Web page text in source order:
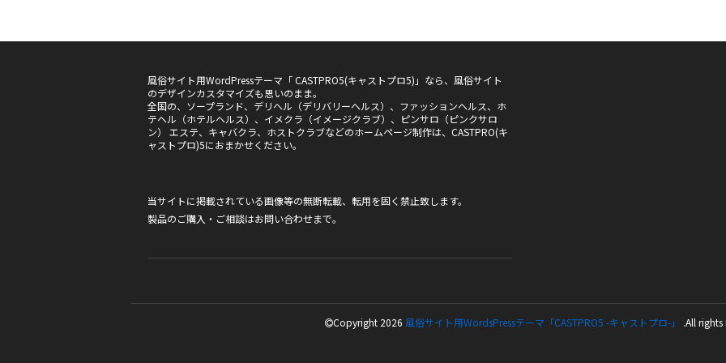
風俗サイト用WordPressテーマ「 CASTPRO5(キャストプロ5)」なら、風俗サイト
のデザインカスタマイズも思いのまま。
全国の、ソープランド、デリヘル（デリバリーヘルス）、ファッションヘルス、ホ
テヘル（ホテルヘルス）、イメクラ（イメージクラブ）、ピンサロ（ピンクサロ
ン） エステ、キャバクラ、ホストクラブなどのホームページ制作は、CASTPRO(キ
ャストプロ)5におまかせください。
当サイトに掲載されている画像等の無断転載、転用を固く禁止致します。
製品のご購入・ご相談はお問い合わせまで。
Copyright 2026 風俗サイト用WordsPressテーマ「CASTPRO5 -キャストプロ-」 .All rights